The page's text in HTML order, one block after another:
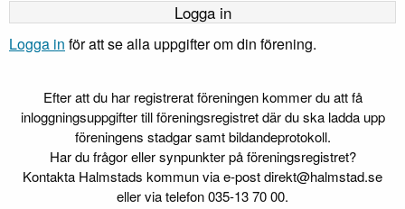
Logga in
Logga in för att se alla uppgifter om din förening.
Efter att du har registrerat föreningen kommer du att få
inloggningsuppgifter till föreningsregistret där du ska ladda upp
föreningens stadgar samt bildandeprotokoll.
Har du frågor eller synpunkter på föreningsregistret?
Kontakta Halmstads kommun via e-post direkt@halmstad.se
eller via telefon 035-13 70 00.